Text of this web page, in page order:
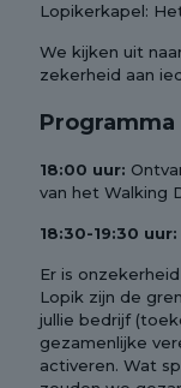
Lopikerkapel:
We kijken uit
zekerheid aan
Programma
18:00 uur:
van het Walking
18:30-19:30 uur:
Er is
Lopik zijn de
jullie bedrijf
gezamenlijke
activeren. Wat